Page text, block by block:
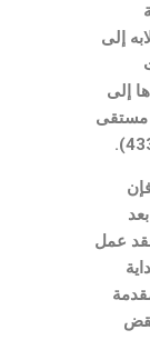
إلى
إلى
مستقى
فإن
عمل